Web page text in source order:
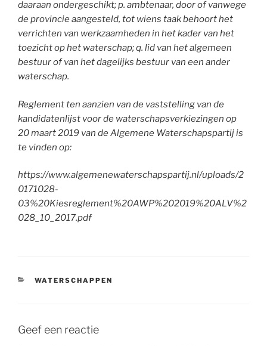
daaraan ondergeschikt; p. ambtenaar, door of vanwege
de provincie aangesteld, tot wiens taak behoort het
verrichten van werkzaamheden in het kader van het
toezicht op het waterschap; q. lid van het algemeen
bestuur of van het dagelijks bestuur van een ander
waterschap.
Reglement ten aanzien van de vaststelling van de
kandidatenlijst voor de waterschapsverkiezingen op
20 maart 2019 van de Algemene Waterschapspartij is
te vinden op:
https://www.algemenewaterschapspartij.nl/uploads/2
0171028-
03%20Kiesreglement%20AWP%202019%20ALV%2
028_10_2017.pdf
CATEGORIEËN
WATERSCHAPPEN
Geef een reactie